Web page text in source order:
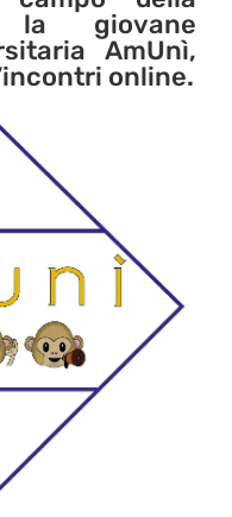
la giovane
AmUnì,
online.